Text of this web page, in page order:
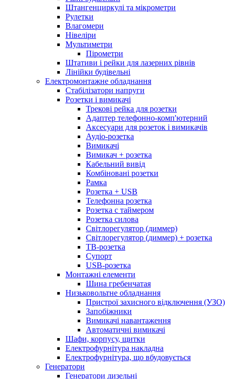
Штангенциркулі та мікрометри
Рулетки
Влагомери
Нівеліри
Мультиметри
Пірометри
Штативи і рейки для лазерних рівнів
Лінійки будівельні
Електромонтажне обладнання
Стабілізатори напруги
Розетки і вимикачі
Трекові рейка для розетки
Адаптер телефонно-комп'ютерний
Аксесуари для розеток і вимикачів
Аудіо-розетка
Вимикачі
Вимикач + розетка
Кабельний вивід
Комбіновані розетки
Рамка
Розетка + USB
Телефонна розетка
Розетка с таймером
Розетка силова
Світлорегулятор (диммер)
Світлорегулятор (диммер) + розетка
ТВ-розетка
Супорт
USB-розетка
Монтажні елементи
Шина гребенчатая
Низьковольтне обладнання
Пристрої захисного відключення (УЗО)
Запобіжники
Вимикачі навантаження
Автоматичні вимикачі
Шафи, корпусу, щитки
Електрофурнітура накладна
Електрофурнітура, що вбудовується
Генератори
Генератори дизельні